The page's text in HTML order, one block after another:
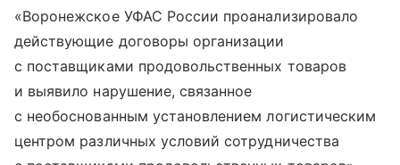
«Воронежское УФАС России проанализировало
действующие договоры организации
с поставщиками продовольственных товаров
и выявило нарушение, связанное
с необоснованным установлением логистическим
центром различных условий сотрудничества